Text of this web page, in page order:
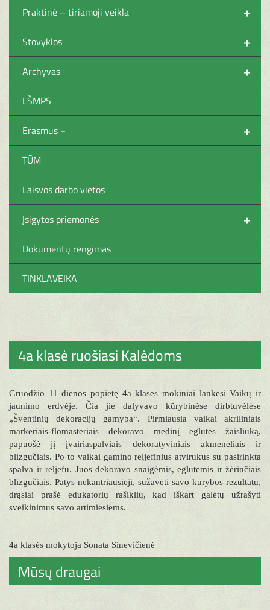
+
Praktinė – tiriamoji veikla
+
Stovyklos
+
Archyvas
LŠMPS
+
Erasmus +
TŪM
Laisvos darbo vietos
+
Įsigytos priemonės
Dokumentų rengimas
TINKLAVEIKA
4a klasė ruošiasi Kalėdoms
Gruodžio 11 dienos popietę 4a klasės mokiniai lankėsi Vaikų ir
jaunimo erdvėje. Čia jie dalyvavo kūrybinėse dirbtuvėlėse
„Šventinių dekoracijų gamyba“. Pirmiausia vaikai akriliniais
markeriais-flomasteriais dekoravo medinį eglutės žaisliuką,
papuošė jį įvairiaspalviais dekoratyviniais akmenėliais ir
blizgučiais. Po to vaikai gamino reljefinius atvirukus su pasirinkta
spalva ir reljefu. Juos dekoravo snaigėmis, eglutėmis ir žėrinčiais
blizgučiais. Patys nekantriausieji, sužavėti savo kūrybos rezultatu,
drąsiai prašė edukatorių rašiklių, kad iškart galėtų užrašyti
sveikinimus savo artimiesiems.
4a klasės mokytoja Sonata Sinevičienė
Mūsų draugai